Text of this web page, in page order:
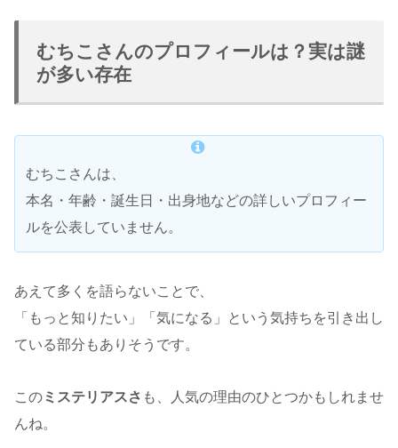
むちこさんのプロフィールは？実は謎
が多い存在
むちこさんは、
本名・年齢・誕生日・出身地などの詳しいプロフィー
ルを公表していません。
あえて多くを語らないことで、
「もっと知りたい」「気になる」という気持ちを引き出し
ている部分もありそうです。
このミステリアスさ も、人気の理由のひとつかもしれませ
んね。